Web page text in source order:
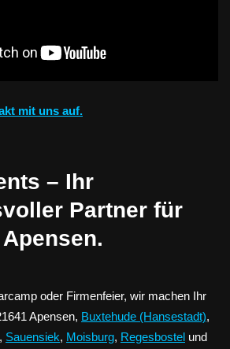
mit uns auf.
– Ihr
Partner für
oder Firmenfeier, wir machen Ihr
Apensen, Buxtehude (Hansestadt),
, Sauensiek, Moisburg, Regesbostel und